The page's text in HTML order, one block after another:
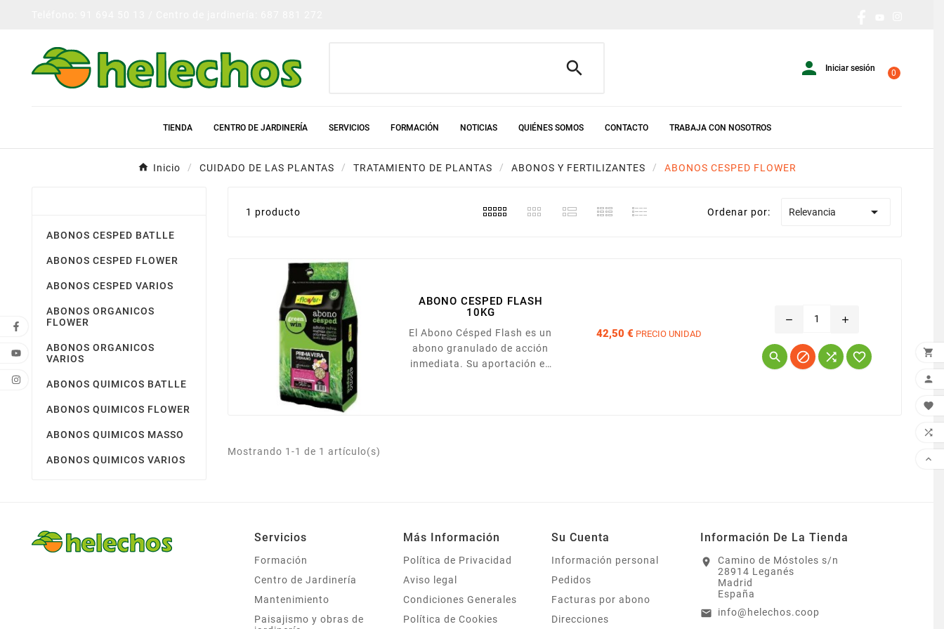
  Iniciar sesión 0
TIENDA CENTRO DE JARDINERÍA SERVICIOS FORMACIÓN NOTICIAS QUIÉNES SOMOS CONTACTO TRABAJA CON NOSOTROS
Inicio CUIDADO DE LAS PLANTAS TRATAMIENTO DE PLANTAS ABONOS Y FERTILIZANTES ABONOS CESPED FLOWER
ABONOS CESPED BATLLE
ABONOS CESPED FLOWER
ABONOS CESPED VARIOS
ABONOS ORGANICOS
FLOWER
ABONOS ORGANICOS
VARIOS
ABONOS QUIMICOS BATLLE
ABONOS QUIMICOS FLOWER
ABONOS QUIMICOS MASSO
ABONOS QUIMICOS VARIOS
1 producto Ordenar por: Relevancia 
ABONO CESPED FLASH
10KG
El Abono Césped Flash es un
abono granulado de acción
inmediata. Su aportación es
recuperando su color verde.
Abono...
42,50 € PRECIO UNIDAD
remove add
   
Mostrando 1-1 de 1 artículo(s)
Servicios
Formación
Centro de Jardinería
Mantenimiento
Paisajismo y obras de
Más Información
Política de Privacidad
Aviso legal
Condiciones Generales
Política de Cookies
Su Cuenta
Información personal
Pedidos
Facturas por abono
Direcciones
Información De La Tienda
location_on
Camino de Móstoles s/n
28914 Leganés
Madrid
España
email info@helechos.coop




